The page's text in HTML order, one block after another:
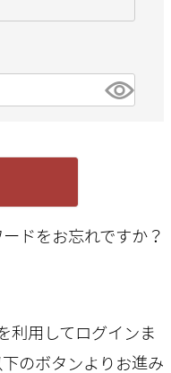
ードをお忘れですか？
利用してログインま
のボタンよりお進み